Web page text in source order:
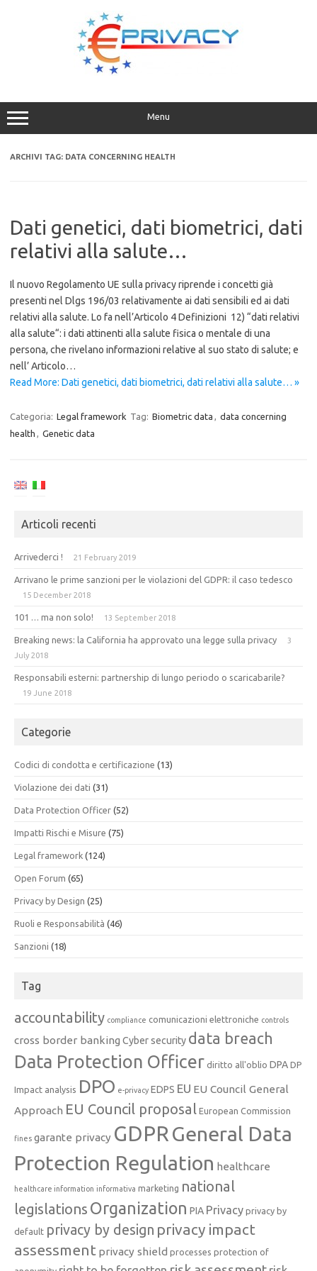
Menu
ARCHIVI TAG: DATA CONCERNING HEALTH
Dati genetici, dati biometrici, dati
relativi alla salute…
Il nuovo Regolamento UE sulla privacy riprende i concetti già
presenti nel Dlgs 196/03 relativamente ai dati sensibili ed ai dati
relativi alla salute. Lo fa nell’Articolo 4 Definizioni 12) “dati relativi
alla salute“: i dati attinenti alla salute fisica o mentale di una
persona, che rivelano informazioni relative al suo stato di salute; e
nell’ Articolo…
Read More: Dati genetici, dati biometrici, dati relativi alla salute… »
Categoria: Legal framework Tag: Biometric data , data concerning
health , Genetic data
Articoli recenti
Arrivederci ! 21 February 2019
Arrivano le prime sanzioni per le violazioni del GDPR: il caso tedesco
15 December 2018
101 … ma non solo! 13 September 2018
Breaking news: la California ha approvato una legge sulla privacy
3
July 2018
Responsabili esterni: partnership di lungo periodo o scaricabarile?
19 June 2018
Categorie
Codici di condotta e certificazione (13)
Violazione dei dati (31)
Data Protection Officer (52)
Impatti Rischi e Misure (75)
Legal framework (124)
Open Forum (65)
Privacy by Design (25)
Ruoli e Responsabilità (46)
Sanzioni (18)
Tag
accountability compliance comunicazioni elettroniche controls
cross border banking Cyber security data breach
Data Protection Officer diritto all'oblio DPA DP
Impact analysis DPO e-privacy EDPS EU EU Council General
Approach EU Council proposal European Commission
fines garante privacy GDPRGeneral Data
Protection Regulation healthcare
healthcare information informativa marketing national
legislations Organization PIA Privacy privacy by
default privacy by design privacy impact
assessment privacy shield processes protection of